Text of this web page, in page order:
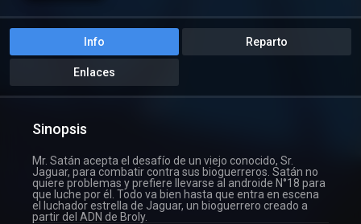
Info Reparto
Enlaces
Sinopsis
Mr. Satán acepta el desafío de un viejo conocido, Sr.
Jaguar, para combatir contra sus bioguerreros. Satán no
quiere problemas y prefiere llevarse al androide N°18 para
que luche por él. Todo va bien hasta que entra en escena
el luchador estrella de Jaguar, un bioguerrero creado a
partir del ADN de Broly.